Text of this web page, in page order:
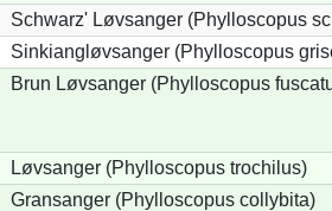
Schwarz' Løvsanger (Phylloscopus
Sinkiangløvsanger (Phylloscopus
Brun Løvsanger (Phylloscopus
Løvsanger (Phylloscopus trochilus)
Gransanger (Phylloscopus collybita)